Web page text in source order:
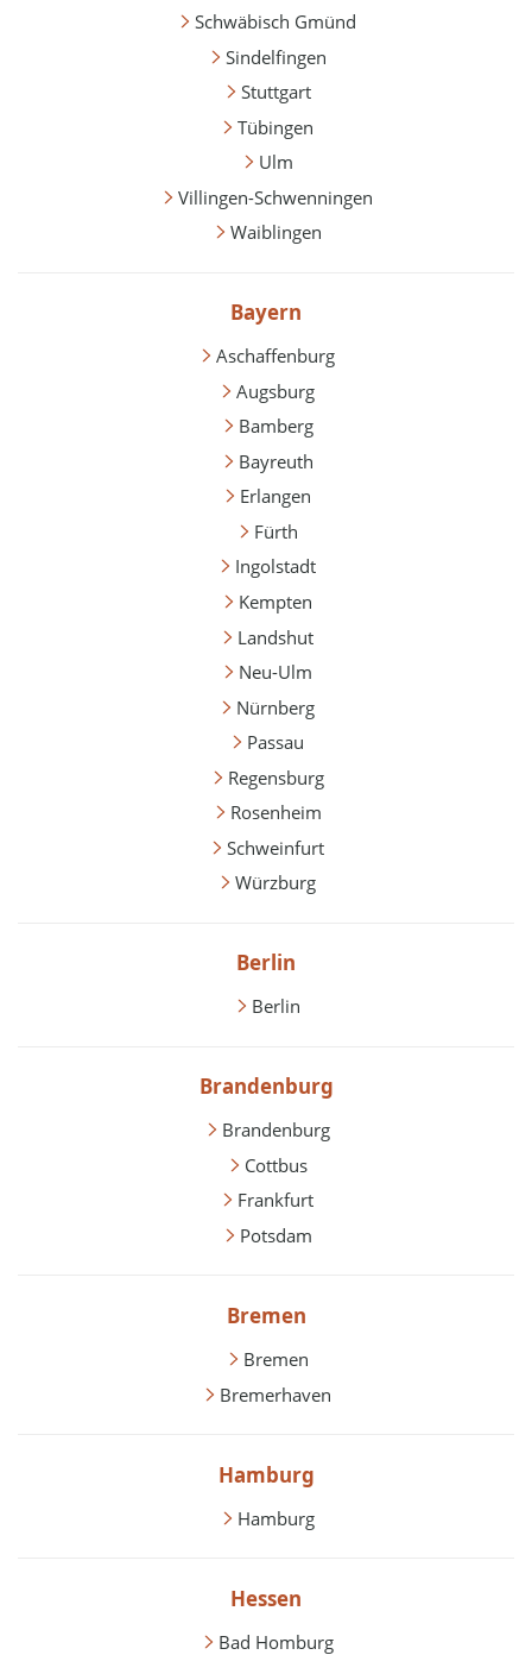
Schwäbisch Gmünd
Sindelfingen
Stuttgart
Tübingen
Ulm
Villingen-Schwenningen
Waiblingen
Bayern
Aschaffenburg
Augsburg
Bamberg
Bayreuth
Erlangen
Fürth
Ingolstadt
Kempten
Landshut
Neu-Ulm
Nürnberg
Passau
Regensburg
Rosenheim
Schweinfurt
Würzburg
Berlin
Berlin
Brandenburg
Brandenburg
Cottbus
Frankfurt
Potsdam
Bremen
Bremen
Bremerhaven
Hamburg
Hamburg
Hessen
Bad Homburg